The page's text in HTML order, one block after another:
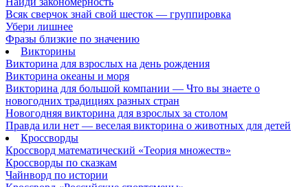
Всяк сверчок знай свой шесток — группировка
Убери лишнее
Фразы близкие по значению
Викторины
Викторина для взрослых на день рождения
Викторина океаны и моря
Викторина для большой компании — Что вы знаете о
новогодних традициях разных стран
Новогодняя викторина для взрослых за столом
Правда или нет — веселая викторина о животных для детей
Кроссворды
Кроссворд математический «Теория множеств»
Кроссворды по сказкам
Чайнворд по истории